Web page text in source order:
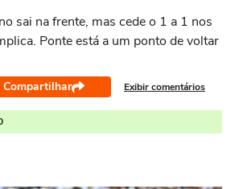
sai na frente, mas cede o 1 a 1 nos
Ponte está a um ponto de voltar
Compartilhar Exibir comentários